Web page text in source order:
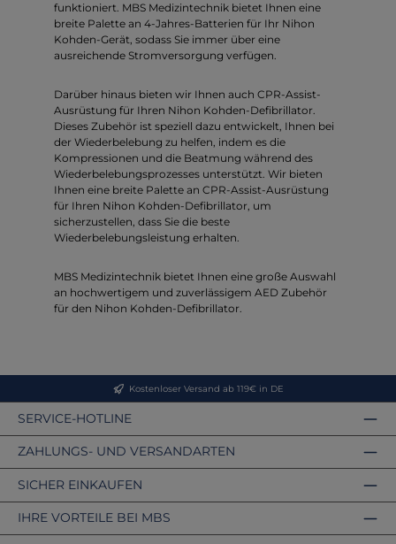
funktioniert. MBS Medizintechnik bietet Ihnen eine
breite Palette an 4-Jahres-Batterien für Ihr Nihon
Kohden-Gerät, sodass Sie immer über eine
ausreichende Stromversorgung verfügen.
Darüber hinaus bieten wir Ihnen auch CPR-Assist-
Ausrüstung für Ihren Nihon Kohden-Defibrillator.
Dieses Zubehör ist speziell dazu entwickelt, Ihnen bei
der Wiederbelebung zu helfen, indem es die
Kompressionen und die Beatmung während des
Wiederbelebungsprozesses unterstützt. Wir bieten
Ihnen eine breite Palette an CPR-Assist-Ausrüstung
für Ihren Nihon Kohden-Defibrillator, um
sicherzustellen, dass Sie die beste
Wiederbelebungsleistung erhalten.
MBS Medizintechnik bietet Ihnen eine große Auswahl
an hochwertigem und zuverlässigem AED Zubehör
für den Nihon Kohden-Defibrillator.
Kostenloser Versand ab 119€ in DE
SERVICE-HOTLINE
ZAHLUNGS- UND VERSANDARTEN
SICHER EINKAUFEN
IHRE VORTEILE BEI MBS